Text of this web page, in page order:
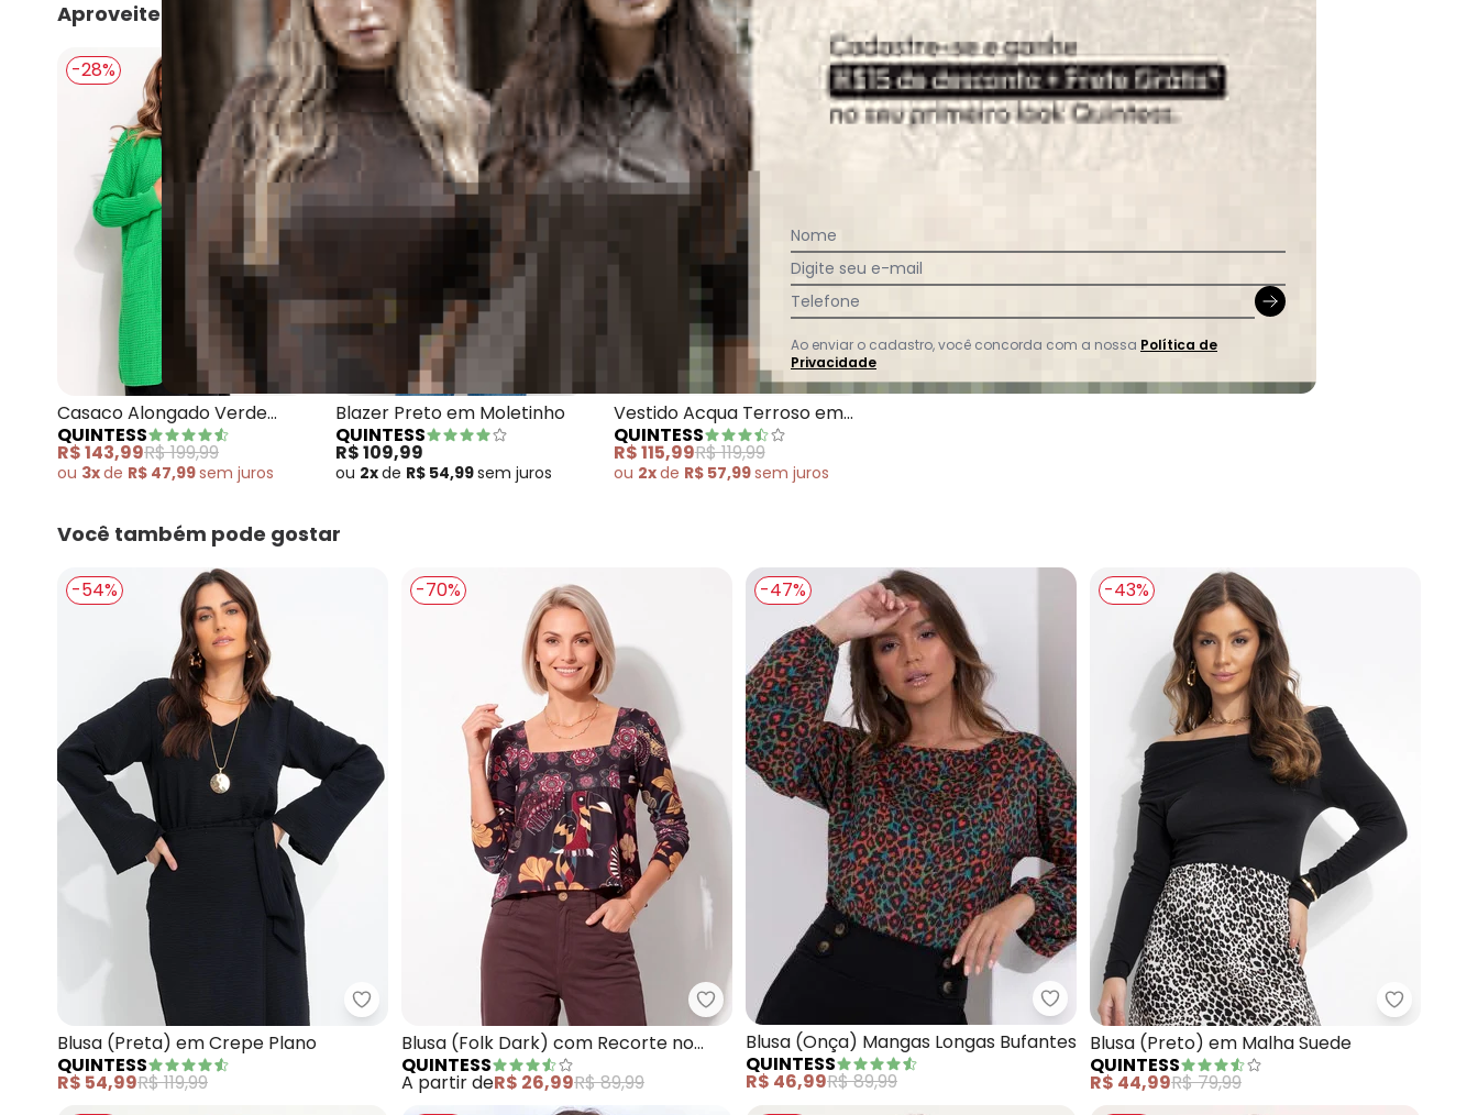
Aproveite e compre junto
-28%
Quintess - Casaco Alongado Verde com Bolsos Frontais
Casaco Alongado Verde
com Bolsos Frontais
QUINTESS
R$ 143,99R$ 199,99
ou 3xde R$ 47,99sem juros
Quintess - Blazer Preto em Moletinho
Blazer Preto em Moletinho
QUINTESS
R$ 109,99
ou 2xde R$ 54,99sem juros
-3%
Quintess - Vestido Acqua Terroso em Malha de Viscose
Vestido Acqua Terroso em
Malha de Viscose
QUINTESS
R$ 115,99R$ 119,99
ou 2xde R$ 57,99sem juros
Você também pode gostar
-54%
Quintess - Blusa (Preta) em Crepe Plano
Blusa (Preta) em Crepe Plano
QUINTESS
R$ 54,99R$ 119,99
-70%
Quintess - Blusa (Folk Dark) com Recorte no Busto
Blusa (Folk Dark) com Recorte no
Busto
QUINTESS
A partir deR$ 26,99R$ 89,99
-47%
Quintess - Blusa (Onça) Mangas Longas Bufantes
Blusa (Onça) Mangas Longas Bufantes
QUINTESS
R$ 46,99R$ 89,99
-43%
Quintess
Blusa (Preto) em Malha Suede
QUINTESS
R$ 44,99R$ 79,99
Nome
Digite seu e-mail
Telefone
Ao enviar o cadastro, você concorda com a nossa Política de
Privacidade